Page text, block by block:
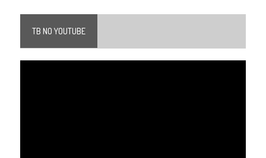
TB NO YOUTUBE